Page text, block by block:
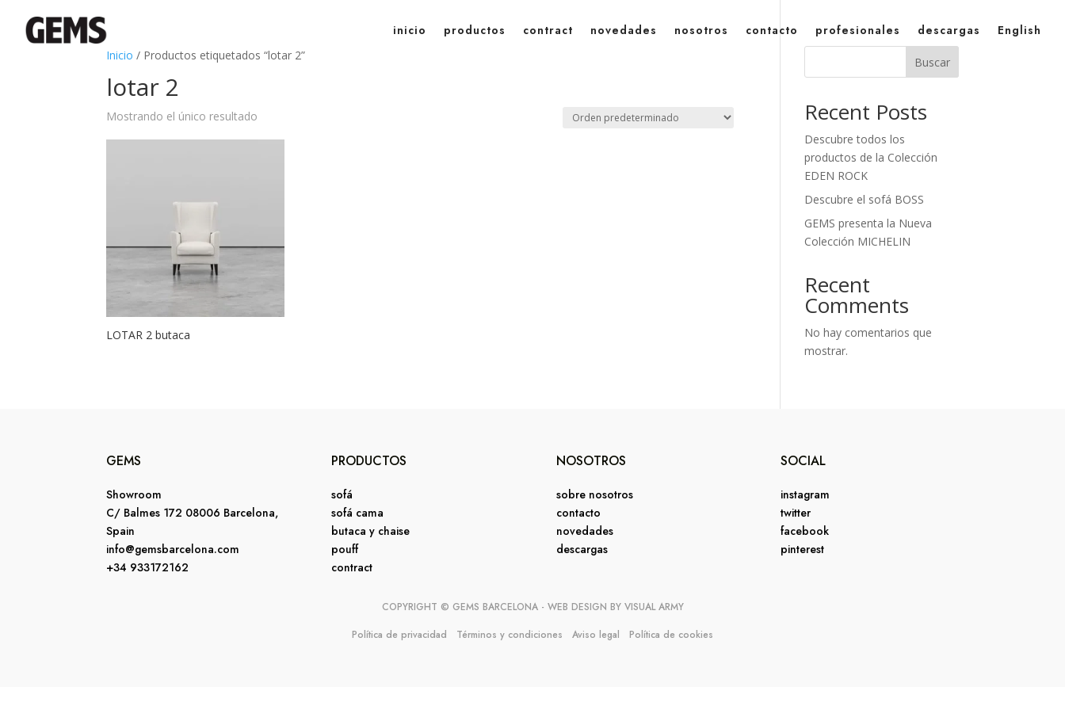
inicio productos contract novedades nosotros contacto profesionales descargas English
Inicio / Productos etiquetados “lotar 2”
lotar 2
Mostrando el único resultado
LOTAR 2 butaca
Buscar
Recent Posts
Descubre todos los
productos de la Colección
EDEN ROCK
Descubre el sofá BOSS
GEMS presenta la Nueva
Colección MICHELIN
Recent
Comments
No hay comentarios que
mostrar.
GEMS
Showroom
C/ Balmes 172 08006 Barcelona,
Spain
info@gemsbarcelona.com
+34 933172162
PRODUCTOS
sofá
sofá cama
butaca y chaise
pouff
contract
NOSOTROS
sobre nosotros
contacto
novedades
descargas
SOCIAL
instagram
twitter
facebook
pinterest
COPYRIGHT © GEMS BARCELONA - WEB DESIGN BY VISUAL ARMY
Política de privacidad
Términos y condiciones Aviso legal Política de cookies